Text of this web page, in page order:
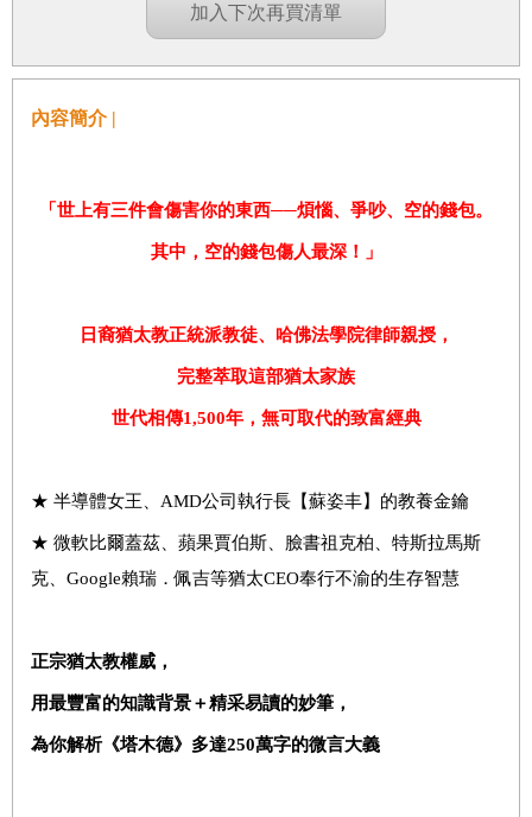
加入下次再買清單
內容簡介 |
「世上有三件會傷害你的東西──煩惱、爭吵、空的錢包。
其中，空的錢包傷人最深！」
日裔猶太教正統派教徒、哈佛法學院律師親授，
完整萃取這部猶太家族
世代相傳1,500年，無可取代的致富經典
★ 半導體女王、AMD公司執行長【蘇姿丰】的教養金鑰
★ 微軟比爾蓋茲、蘋果賈伯斯、臉書祖克柏、特斯拉馬斯
克、Google賴瑞．佩吉等猶太CEO奉行不渝的生存智慧
正宗猶太教權威，
用最豐富的知識背景＋精采易讀的妙筆，
為你解析《塔木德》多達250萬字的微言大義